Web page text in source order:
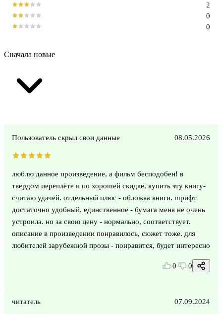
0
0
2
Сначала новые
Пользователь скрыл свои данные 08.05.2026
люблю данное произведение, а фильм бесподобен! в
твёрдом переплёте и по хорошей скидке, купить эту книгу-
считаю удачей. отдельный плюс - обложка книги. шрифт
достаточно удобный. единственное - бумага меня не очень
устроила. но за свою цену - нормально, соответствует.
описание в произведении понравилось, сюжет тоже. для
любителей зарубежной прозы - понравится, будет интересно
0 0
читатель 07.09.2024